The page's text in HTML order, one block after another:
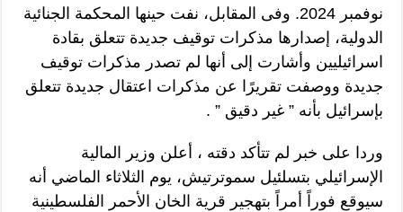
نوفمبر 2024. وفى المقابل، نفت حينها المحكمة الجنائية
الدولية، إصدارها مذكرات توقيف جديدة تتعلق بقادة
اسرائيليين وأشارت إلى أنها لم تصدر مذكرات توقيف
جديدة ووصفت تقريرًا عن مذكرات اعتقال جديدة تتعلق
بإسرائيل بأنه ” غير دقيق ” .
وردا على خبر لم تتأكد دقته ، أعلن وزير المالية
الإسرائيلي بتسلئيل سموترتيش، يوم الثلاثاء الماضي أنه
سيوقع فوراً أمراً بتهجير قرية الخان الأحمر الفلسطينية